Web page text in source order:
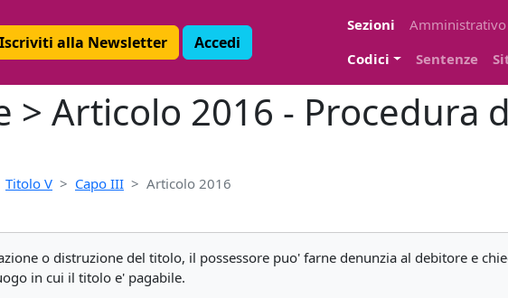
Iscriviti alla Newsletter Accedi
Sezioni Amministrativo
Codici
Sentenze
> Articolo 2016 - Procedura
Titolo V Capo III Articolo 2016
o distruzione del titolo, il possessore puo' farne denunzia al debitore e
in cui il titolo e' pagabile.